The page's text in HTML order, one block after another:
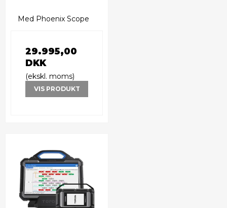
Med Phoenix Scope
29.995,00
DKK
(ekskl. moms)
VIS PRODUKT